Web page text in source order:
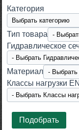
Категория
Тип товара
Гидравлическое
Материал
Класcы нагрузки